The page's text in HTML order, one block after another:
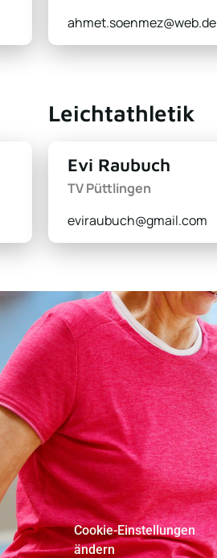
ahmet.soenmez@web.de
Leichtathletik
Evi Raubuch
TV Püttlingen
eviraubuch@gmail.com
Cookie-Einstellungen
ändern